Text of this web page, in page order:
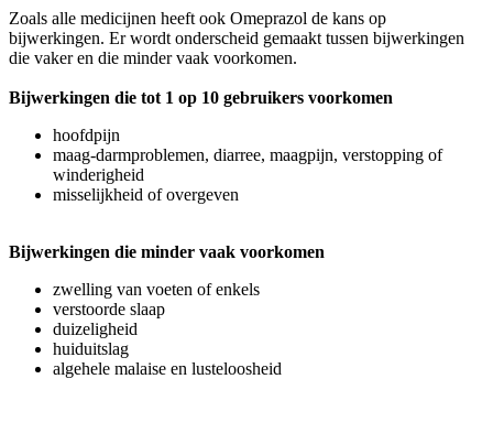
Zoals alle medicijnen heeft ook Omeprazol de kans op
bijwerkingen. Er wordt onderscheid gemaakt tussen bijwerkingen
die vaker en die minder vaak voorkomen.
Bijwerkingen die tot 1 op 10 gebruikers voorkomen
hoofdpijn
maag-darmproblemen, diarree, maagpijn, verstopping of
winderigheid
misselijkheid of overgeven
Bijwerkingen die minder vaak voorkomen
zwelling van voeten of enkels
verstoorde slaap
duizeligheid
huiduitslag
algehele malaise en lusteloosheid